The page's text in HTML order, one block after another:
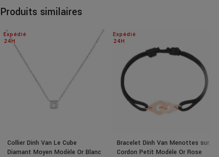
Produits similaires
24H
Expédié
Collier Dinh Van Le Cube
Diamant Moyen Modèle Or Blanc
24H
Expédié
Bracelet Dinh Van Menottes sur
Cordon Petit Modèle Or Rose